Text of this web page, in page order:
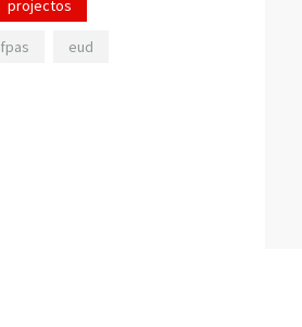
projectos
fpas eud